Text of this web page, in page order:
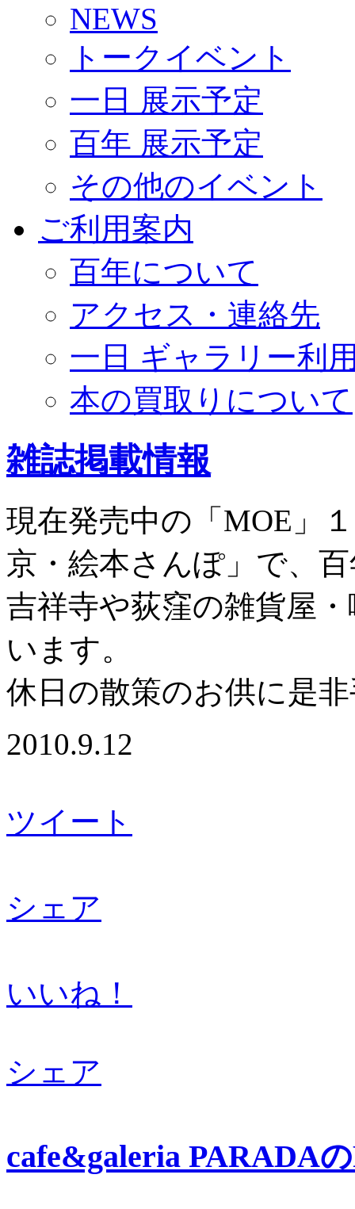
NEWS
トークイベント
一日 展示予定
百年 展示予定
その他のイベント
ご利用案内
百年について
アクセス・連絡先
一日 ギャラリー利
本の買取りについて
雑誌掲載情報
現在発売中の「MOE」
京・絵本さんぽ」で、
吉祥寺や荻窪の雑貨屋
います。
休日の散策のお供に是
2010.9.12
ツイート
シェア
いいね！
シェア
cafe&galeria PARADA